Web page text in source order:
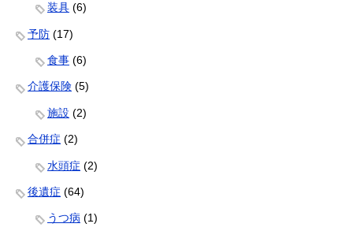
装具 (6)
予防 (17)
食事 (6)
介護保険 (5)
施設 (2)
合併症 (2)
水頭症 (2)
後遺症 (64)
うつ病 (1)